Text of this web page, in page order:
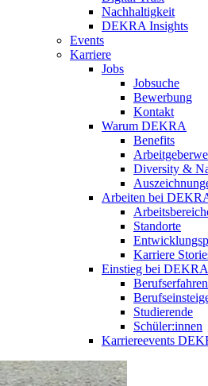
Nachhaltigkeit
DEKRA Insights
Events
Karriere
Jobs
Jobsuche
Bewerbung
Kontakt
Warum DEKRA
Benefits
Diversity &
Arbeiten bei
Standorte
Karriere
Einstieg bei DEKRA
Studierende
Schüler:innen
Karriereevents